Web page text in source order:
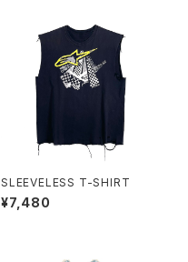
SLEEVELESS T-SHIRT
¥7,480